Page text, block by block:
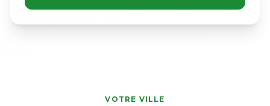
VOTRE VILLE